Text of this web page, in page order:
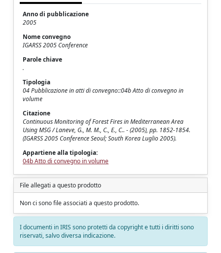
Anno di pubblicazione
2005
Nome convegno
IGARSS 2005 Conference
Parole chiave
.
Tipologia
04 Pubblicazione in atti di convegno::04b Atto di convegno in
volume
Citazione
Continuous Monitoring of Forest Fires in Mediterranean Area
Using MSG / Laneve, G., M. M., C., E., C.. - (2005), pp. 1852-1854.
(IGARSS 2005 Conference Seoul; South Korea Luglio 2005).
Appartiene alla tipologia:
04b Atto di convegno in volume
File allegati a questo prodotto
Non ci sono file associati a questo prodotto.
I documenti in IRIS sono protetti da copyright e tutti i diritti sono
riservati, salvo diversa indicazione.